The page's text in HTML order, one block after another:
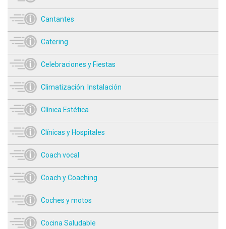
Cantantes
Catering
Celebraciones y Fiestas
Climatización. Instalación
Clínica Estética
Clínicas y Hospitales
Coach vocal
Coach y Coaching
Coches y motos
Cocina Saludable